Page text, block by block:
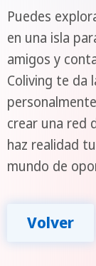
Puedes
en una isla
amigos y
Coliving te da
crear una red
haz realidad
mundo de
Volver